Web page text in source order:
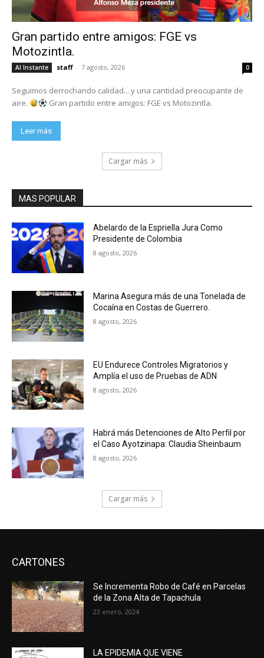
Gran partido entre amigos: FGE vs
Motozintla.
Al Instante staff - 7 agosto, 2026 0
Seguimos derrochando calidad... y una cantidad preocupante de
aire.
Gran partido entre amigos: FGE vs Motozintla.
Leer más
Cargar más
MAS POPULAR
Abelardo de la Espriella Jura Como
Presidente de Colombia
8 agosto, 2026
Marina Asegura más de una Tonelada de
Cocaína en Costas de Guerrero.
8 agosto, 2026
EU Endurece Controles Migratorios y
Amplía el uso de Pruebas de ADN
8 agosto, 2026
Habrá más Detenciones de Alto Perfil por
el Caso Ayotzinapa: Claudia Sheinbaum
8 agosto, 2026
Cargar más
CARTONES
Se Incrementa Robo de Café en Parcelas
de la Zona Alta de Tapachula
23 enero, 2024
LA EPIDEMIA QUE VIENE